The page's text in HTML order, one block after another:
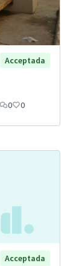
Acceptada
0 0
Acceptada